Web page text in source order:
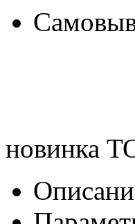
новинка